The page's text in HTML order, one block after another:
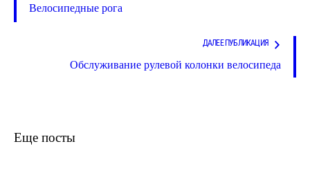
Велосипедные рога
ДАЛЕЕ ПУБЛИКАЦИЯ
Обслуживание рулевой колонки велосипеда
Еще посты